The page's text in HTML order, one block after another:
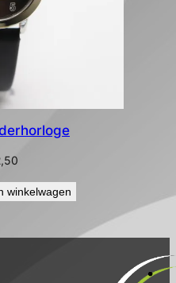
winkelwagen